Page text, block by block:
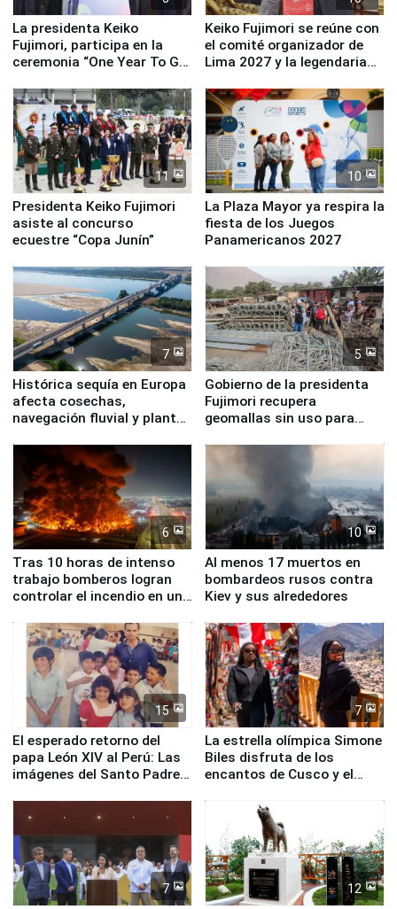
La presidenta Keiko
Fujimori, participa en la
ceremonia “One Year To Go
Keiko Fujimori se reúne con
el comité organizador de
Lima 2027 y la legendaria
11
Presidenta Keiko Fujimori
asiste al concurso
ecuestre “Copa Junín”
10
La Plaza Mayor ya respira la
fiesta de los Juegos
Panamericanos 2027
7
Histórica sequía en Europa
afecta cosechas,
navegación fluvial y plantas
5
Gobierno de la presidenta
Fujimori recupera
geomallas sin uso para
Fenómeno El Niño
6
Tras 10 horas de intenso
trabajo bomberos logran
controlar el incendio en una
de Chile
10
Al menos 17 muertos en
bombardeos rusos contra
Kiev y sus alrededores
15
El esperado retorno del
papa León XIV al Perú: Las
imágenes del Santo Padre
7
La estrella olímpica Simone
Biles disfruta de los
encantos de Cusco y el
7 12